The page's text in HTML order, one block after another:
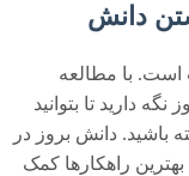
دانش
با مطالعه
دارید تا بتوانید
باشید. دانش بروز در
راهکارها کمک